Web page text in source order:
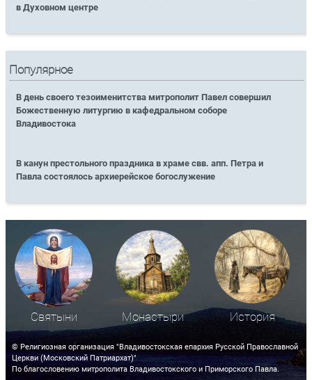
в Духовном центре
Популярное
В день своего тезоименитства митрополит Павел совершил
Божественную литургию в кафедральном соборе
Владивостока
В канун престольного праздника в храме свв. апп. Петра и
Павла состоялось архиерейское богослужение
Святыни Монастыри История
© Религиозная организация "Владивостокская епархия Русской Православной
Церкви (Московский Патриархат)"
По благословению митрополита Владивостокского и Приморского Павла.